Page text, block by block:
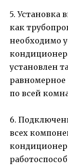
5. Установка
как
необходимо
установлен
равномерное
по всей
6.
всех
кондиционер